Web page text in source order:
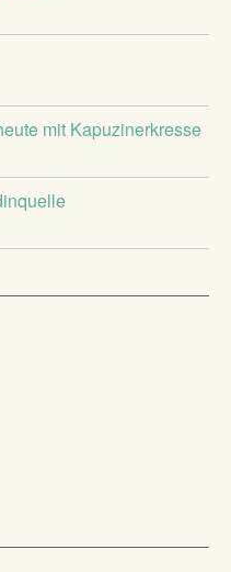
mit Kapuzinerkresse